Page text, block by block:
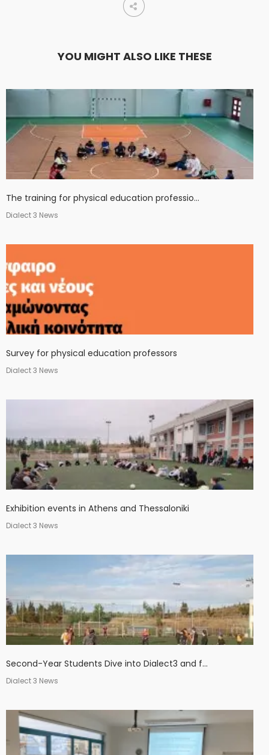
YOU MIGHT ALSO LIKE THESE
The training for physical education professio...
Dialect 3 News
Survey for physical education professors
Dialect 3 News
Exhibition events in Athens and Thessaloniki
Dialect 3 News
Second-Year Students Dive into Dialect3 and f...
Dialect 3 News